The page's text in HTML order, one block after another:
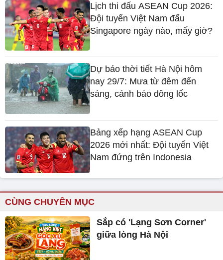
Lịch thi đấu ASEAN Cup 2026:
Đội tuyển Việt Nam đấu
Singapore ngày nào, mấy giờ?
Dự báo thời tiết Hà Nội hôm
nay 29/7: Mưa từ đêm đến
sáng, cảnh báo dông lốc
Bảng xếp hạng ASEAN Cup
2026 mới nhất: Đội tuyển Việt
Nam đứng trên Indonesia
CÙNG CHUYÊN MỤC
Sắp có 'Lạng Sơn Corner'
giữa lòng Hà Nội